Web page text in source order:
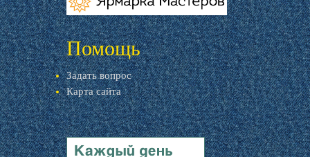
livemaster.ru
Помощь
Задать вопрос
Карта сайта